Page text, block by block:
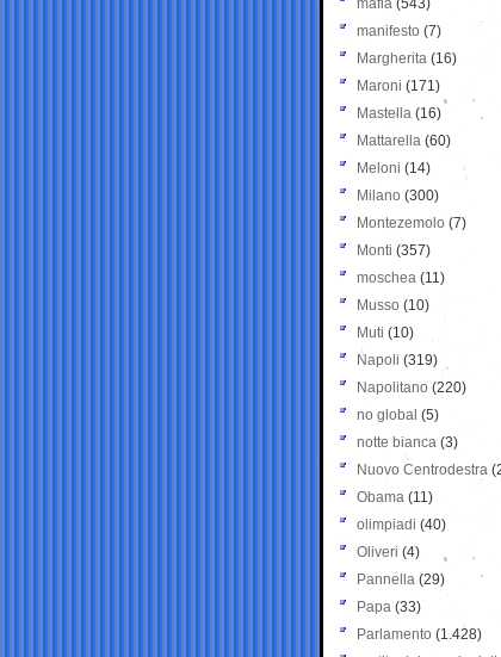
mafia (543)
manifesto (7)
Margherita (16)
Maroni (171)
Mastella (16)
Mattarella (60)
Meloni (14)
Milano (300)
Montezemolo (7)
Monti (357)
moschea (11)
Musso (10)
Muti (10)
Napoli (319)
Napolitano (220)
no global (5)
notte bianca (3)
Nuovo Centrodestra
Obama (11)
olimpiadi (40)
Oliveri (4)
Pannella (29)
Papa (33)
Parlamento (1.428)